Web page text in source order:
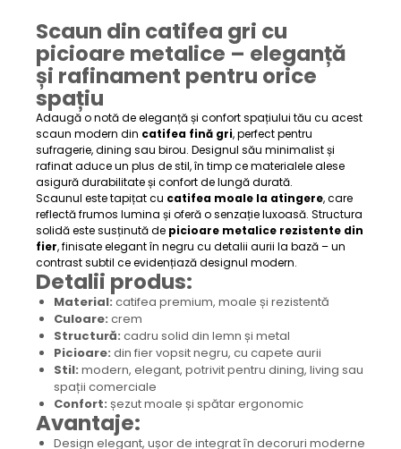
Scaun din catifea gri cu
picioare metalice – eleganță
și rafinament pentru orice
spațiu
Adaugă o notă de eleganță și confort spațiului tău cu acest
scaun modern din catifea fină gri, perfect pentru
sufragerie, dining sau birou. Designul său minimalist și
rafinat aduce un plus de stil, în timp ce materialele alese
asigură durabilitate și confort de lungă durată.
Scaunul este tapițat cu catifea moale la atingere, care
reflectă frumos lumina și oferă o senzație luxoasă. Structura
solidă este susținută de picioare metalice rezistente din
fier, finisate elegant în negru cu detalii aurii la bază – un
contrast subtil ce evidențiază designul modern.
Detalii produs:
Material: catifea premium, moale și rezistentă
Culoare: crem
Structură: cadru solid din lemn și metal
Picioare: din fier vopsit negru, cu capete aurii
Stil: modern, elegant, potrivit pentru dining, living sau
spații comerciale
Confort: șezut moale și spătar ergonomic
Avantaje:
Design elegant, ușor de integrat în decoruri moderne